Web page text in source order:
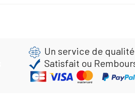
Un service de
Satisfait ou